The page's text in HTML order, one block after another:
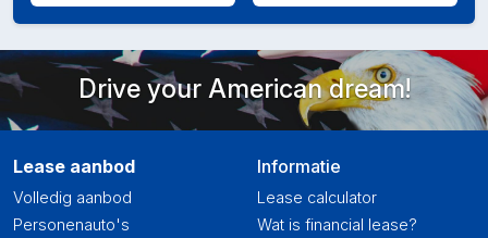
Drive your American dream!
Lease aanbod
Volledig aanbod
Personenauto's
Informatie
Lease calculator
Wat is financial lease?